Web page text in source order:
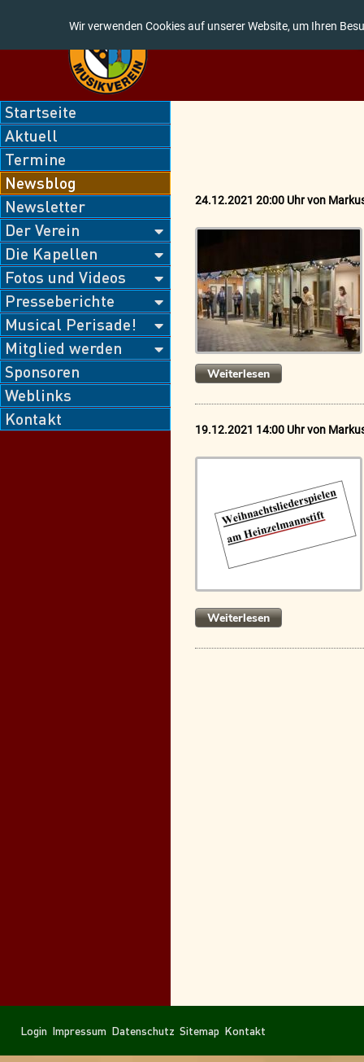
24.12.2021 20:00 Uhrvon
Weiterlesen
am
19.12.2021 14:00 Uhrvon
Weiterlesen
vor
Heinzelmannstift
Navigation
überspringen
Startseite
Aktuell
Termine
Newsblog
Newsletter
Der Verein
Die Kapellen
Fotos und Videos
Presseberichte
Musical Perisade!
Mitglied werden
Sponsoren
Weblinks
Kontakt
Navigation
überspringen
Login Impressum Datenschutz Navigation
überspringen
Sitemap Kontakt
Wir verwenden Cookies auf unserer Website, um Ihren